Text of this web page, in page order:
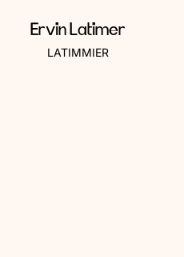
Ervin Latimer
LATIMMIER